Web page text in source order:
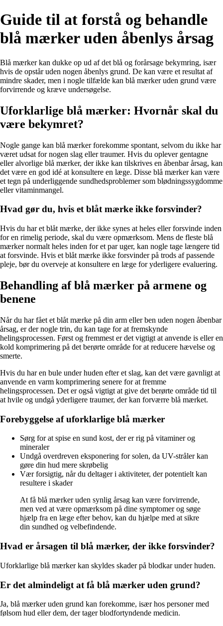
Guide til at forstå og behandle
blå mærker uden åbenlys årsag
Blå mærker kan dukke op ud af det blå og forårsage bekymring, især
hvis de opstår uden nogen åbenlys grund. De kan være et resultat af
mindre skader, men i nogle tilfælde kan blå mærker uden grund være
forvirrende og kræve undersøgelse.
Uforklarlige blå mærker: Hvornår skal du
være bekymret?
Nogle gange kan blå mærker forekomme spontant, selvom du ikke har
været udsat for nogen slag eller traumer. Hvis du oplever gentagne
eller alvorlige blå mærker, der ikke kan tilskrives en åbenbar årsag, kan
det være en god idé at konsultere en læge. Disse blå mærker kan være
et tegn på underliggende sundhedsproblemer som blødningssygdomme
eller vitaminmangel.
Hvad gør du, hvis et blåt mærke ikke forsvinder?
Hvis du har et blåt mærke, der ikke synes at heles eller forsvinde inden
for en rimelig periode, skal du være opmærksom. Mens de fleste blå
mærker normalt heles inden for et par uger, kan nogle tage længere tid
at forsvinde. Hvis et blåt mærke ikke forsvinder på trods af passende
pleje, bør du overveje at konsultere en læge for yderligere evaluering.
Behandling af blå mærker på armene og
benene
Når du har fået et blåt mærke på din arm eller ben uden nogen åbenbar
årsag, er der nogle trin, du kan tage for at fremskynde
helingsprocessen. Først og fremmest er det vigtigt at anvende is eller en
kold komprimering på det berørte område for at reducere hævelse og
smerte.
Hvis du har en bule under huden efter et slag, kan det være gavnligt at
anvende en varm komprimering senere for at fremme
helingsprocessen. Det er også vigtigt at give det berørte område tid til
at hvile og undgå yderligere traumer, der kan forværre blå mærket.
Forebyggelse af uforklarlige blå mærker
Sørg for at spise en sund kost, der er rig på vitaminer og
mineraler
Undgå overdreven eksponering for solen, da UV-stråler kan
gøre din hud mere skrøbelig
Vær forsigtig, når du deltager i aktiviteter, der potentielt kan
resultere i skader
At få blå mærker uden synlig årsag kan være forvirrende,
men ved at være opmærksom på dine symptomer og søge
hjælp fra en læge efter behov, kan du hjælpe med at sikre
din sundhed og velbefindende.
Hvad er årsagen til blå mærker, der ikke forsvinder?
Uforklarlige blå mærker kan skyldes skader på blodkar under huden.
Er det almindeligt at få blå mærker uden grund?
Ja, blå mærker uden grund kan forekomme, især hos personer med
følsom hud eller dem, der tager blodfortyndende medicin.